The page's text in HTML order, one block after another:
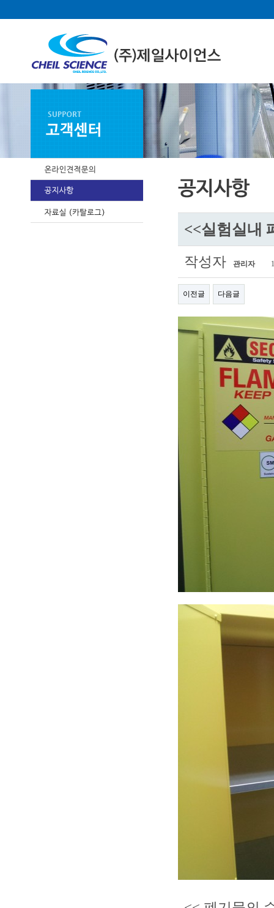
<<실험실내
작성자 관리자
이전글 다음글